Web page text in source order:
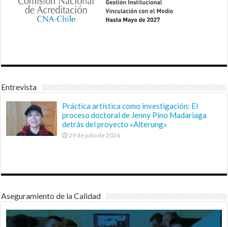
Entrevista
Práctica artística como investigación: El
proceso doctoral de Jenny Pino Madariaga
detrás del proyecto «Alterung»
29 de julio de 2026
Aseguramiento de la Calidad